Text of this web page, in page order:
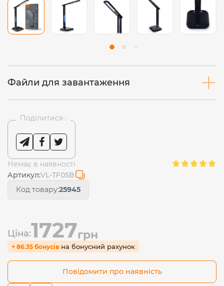
Файли для завантаження
Поділитися :
Немає в наявності
Артикул:VL-TF05B
Код товару:25945
Ціна:1727грн
+ 86.35 бонусів на бонусний рахунок
Повідомити про наявність